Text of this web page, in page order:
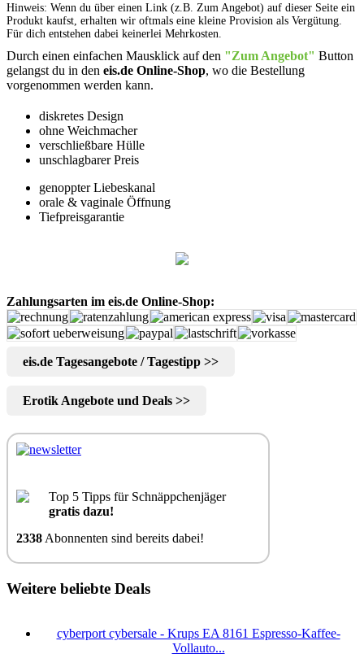
Hinweis: Wenn du über einen Link (z.B. Zum Angebot) auf dieser Seite ein
Produkt kaufst, erhalten wir oftmals eine kleine Provision als Vergütung.
Für dich entstehen dabei keinerlei Mehrkosten.
Durch einen einfachen Mausklick auf den "Zum Angebot" Button
gelangst du in den eis.de Online-Shop, wo die Bestellung
vorgenommen werden kann.
diskretes Design
ohne Weichmacher
verschließbare Hülle
unschlagbarer Preis
genoppter Liebeskanal
orale & vaginale Öffnung
Tiefpreisgarantie
Zahlungsarten im eis.de Online-Shop:
eis.de Tagesangebote / Tagestipp >>
Erotik Angebote und Deals >>
Top 5 Tipps für Schnäppchenjäger
gratis dazu!
2338 Abonnenten sind bereits dabei!
Weitere beliebte Deals
cyberport cybersale - Krups EA 8161 Espresso-Kaffee-
Vollauto...